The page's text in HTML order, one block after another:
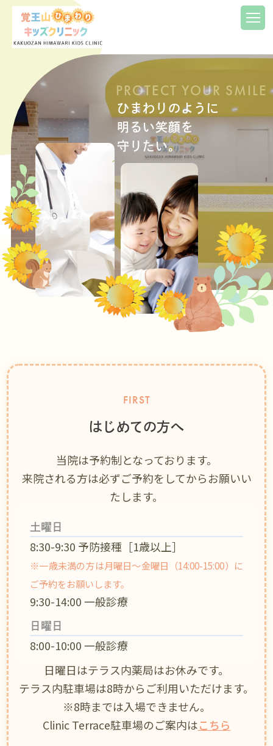
HOME
クリニック紹介
医師紹介
診療内容
小児科
小児外科
アレルギー科
予防接種
超音波診断
乳児健診
子どもの症状一覧
PROTECT YOUR SMILE
ひまわりのように
明るい笑顔を
守りたい。
FIRST
はじめての方へ
当院は予約制となっております。
来院される方は必ずご予約をしてからお願いい
たします。
土曜日
8:30-9:30 予防接種［1歳以上］
※一歳未満の方は月曜日〜金曜日（14:00-15:00）に
ご予約をお願いします。
9:30-14:00 一般診療
日曜日
8:00-10:00 一般診療
日曜日はテラス内薬局はお休みです。
テラス内駐車場は8時からご利用いただけます。
※8時までは入場できません。
Clinic Terrace駐車場のご案内はこちら